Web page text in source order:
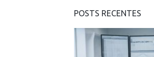
POSTS RECENTES